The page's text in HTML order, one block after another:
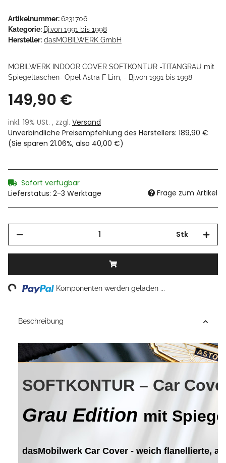
Artikelnummer:6231706
Kategorie: Bj.von 1991 bis 1998
Hersteller: dasMOBILWERK GmbH
MOBILWERK INDOOR COVER SOFTKONTUR -TITANGRAU mit
Spiegeltaschen- Opel Astra F Lim, - Bj.von 1991 bis 1998
149,90 €
inkl. 19% USt. , zzgl. Versand
Unverbindliche Preisempfehlung des Herstellers: 189,90 €
(Sie sparen 21.06%, also 40,00 €)
Sofort verfügbar
Lieferstatus: 2-3 Werktage
Frage zum Artikel
Stk
Loading... Komponenten werden geladen ...
Beschreibung